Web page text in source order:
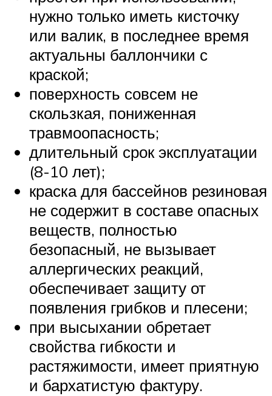
нужно только иметь кисточку
или валик, в последнее время
актуальны баллончики с
краской;
поверхность совсем не
скользкая, пониженная
травмоопасность;
длительный срок эксплуатации
(8-10 лет);
краска для бассейнов резиновая
не содержит в составе опасных
веществ, полностью
безопасный, не вызывает
аллергических реакций,
обеспечивает защиту от
появления грибков и плесени;
при высыхании обретает
свойства гибкости и
растяжимости, имеет приятную
и бархатистую фактуру.